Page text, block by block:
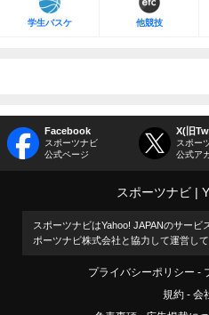
学生バスケ 他競技
Facebook
スポーツナビ
公式ページ
X(旧
スポー
公式ア
スポーツナビ
スポーツナビはYahoo! JAPANのサービ
ポーツナビ株式会社と協力して運営して
プライバシーポリシー
規約
会